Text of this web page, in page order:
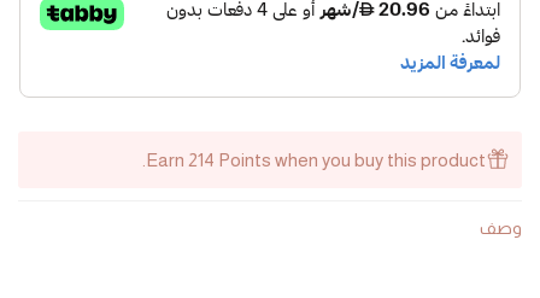
Earn 214 Points when you buy this product.
وصف